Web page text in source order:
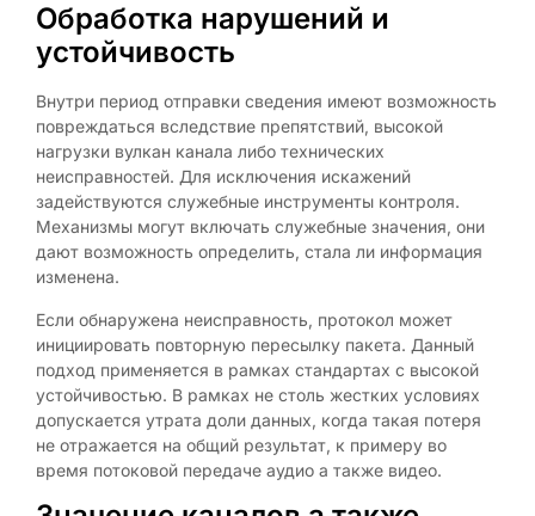
Обработка нарушений и
устойчивость
Внутри период отправки сведения имеют возможность
повреждаться вследствие препятствий, высокой
нагрузки вулкан канала либо технических
неисправностей. Для исключения искажений
задействуются служебные инструменты контроля.
Механизмы могут включать служебные значения, они
дают возможность определить, стала ли информация
изменена.
Если обнаружена неисправность, протокол может
инициировать повторную пересылку пакета. Данный
подход применяется в рамках стандартах с высокой
устойчивостью. В рамках не столь жестких условиях
допускается утрата доли данных, когда такая потеря
не отражается на общий результат, к примеру во
время потоковой передаче аудио а также видео.